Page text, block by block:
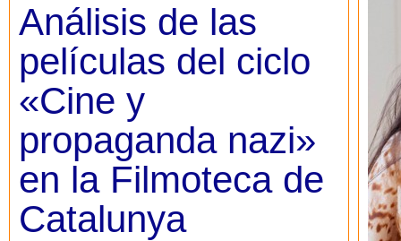
Análisis de las
películas del ciclo
«Cine y
propaganda nazi»
en la Filmoteca de
Catalunya